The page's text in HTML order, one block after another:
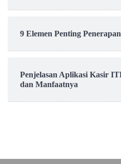
9 Elemen Penting
Penjelasan Aplikasi Kasir
dan Manfaatnya